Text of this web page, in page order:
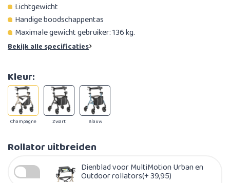
Lichtgewicht
Handige boodschappentas
Maximale gewicht gebruiker: 136 kg.
Bekijk alle specificaties
Zwart Blauw
Kleur:
Champagne
Rollator uitbreiden
Dienblad voor MultiMotion Urban en
Outdoor rollators(+ 39,95)